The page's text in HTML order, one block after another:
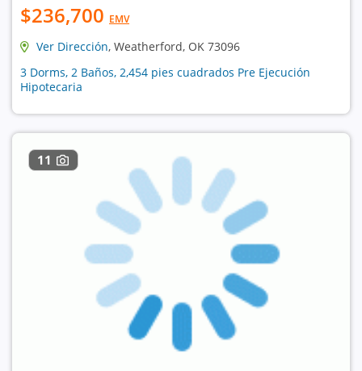
$236,700 EMV
Ver Dirección, Weatherford, OK 73096
3 Dorms, 2 Baños, 2,454 pies cuadrados Pre Ejecución
Hipotecaria
11